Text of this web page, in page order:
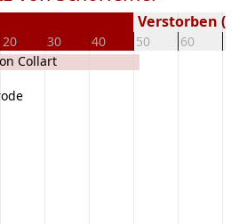
20 30 40 50 60 70
Verstorben (
Collart